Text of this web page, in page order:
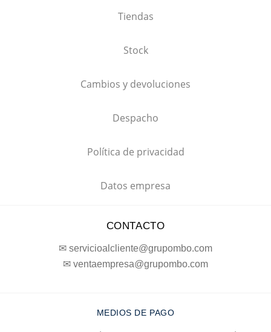
Tiendas
Stock
Cambios y devoluciones
Despacho
Política de privacidad
Datos empresa
CONTACTO
✉ servicioalcliente@grupombo.com
✉ ventaempresa@grupombo.com
MEDIOS DE PAGO